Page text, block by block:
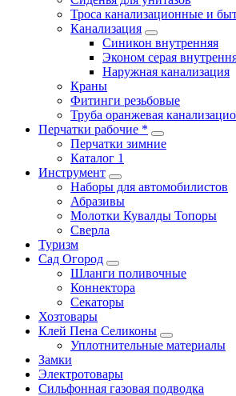
Троса канализационные и
Канализация
Синикон внутренняя
Эконом серая
Наружная канализация
Краны
Фитинги резьбовые
Труба оранжевая
Перчатки рабочие *
Перчатки зимние
Каталог 1
Инструмент
Наборы для автомобилистов
Абразивы
Молотки Кувалды Топоры
Сверла
Туризм
Сад Огород
Шланги поливочные
Коннектора
Секаторы
Хозтовары
Клей Пена Селиконы
Уплотнительные материалы
Замки
Электротовары
Сильфонная газовая подводка